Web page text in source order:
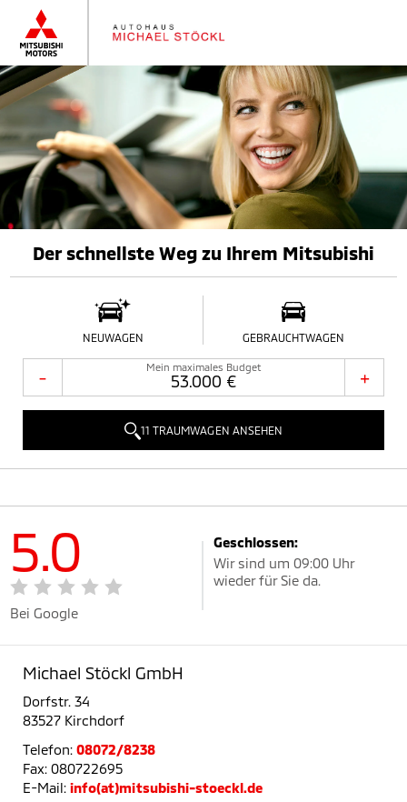
Der schnellste Weg zu Ihrem Mitsubishi
NEUWAGEN GEBRAUCHTWAGEN
- Mein maximales Budget
53.000 € +
11 TRAUMWAGEN ANSEHEN
5.0
Bei Google
Geschlossen:
Wir sind um 09:00 Uhr
wieder für Sie da.
Michael Stöckl GmbH
Dorfstr. 34
83527 Kirchdorf
Telefon: 08072/8238
Fax: 080722695
E-Mail: info(at)mitsubishi-stoeckl.de